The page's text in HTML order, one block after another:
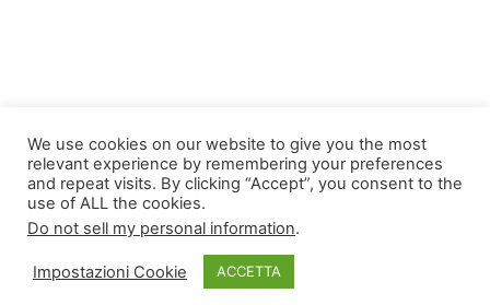
We use cookies on our website to give you the most
relevant experience by remembering your preferences
and repeat visits. By clicking “Accept”, you consent to the
use of ALL the cookies.
Do not sell my personal information.
Impostazioni Cookie ACCETTA